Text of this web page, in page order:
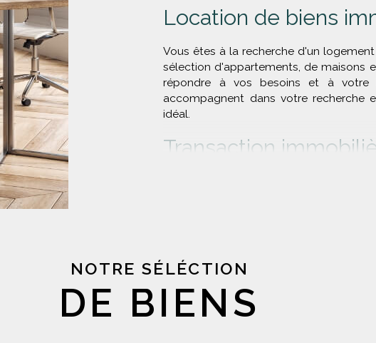
Location de biens
Vous êtes à la recherche d'un
sélection d'appartements, de maisons
répondre à vos besoins et à votre
accompagnent dans votre recherche
idéal.
Transaction
marché immobilier lyonnais, nous
Grâce à nos
annonces immobilières
biens, régulièrement mis à jour.
NOTRE SÉLÉCTION
DE BIENS